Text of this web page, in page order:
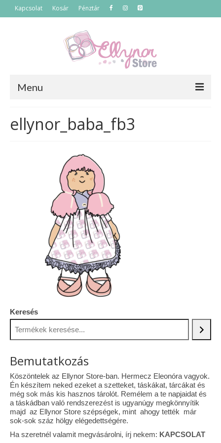
Kapcsolat Kosár Pénztár
Menu
Termékek
Akciós termékek
Táskák
Neszeszerek
Tárcák
Szemüvegtokok
Zsebkendő tartók
Bankkártya tartók
Tolltartók
Mobiltelefon tartók
Tote bag
Piactér
Kosár
Galéria
Hasznos információk
ellynor_baba_fb3
Keresés
Bemutatkozás
Köszöntelek az Ellynor Store-ban. Hermecz Eleonóra vagyok.
Én készítem neked ezeket a szetteket, táskákat, tárcákat és
még sok más kis hasznos tárolót. Remélem a te napjaidat és
a táskádban való rendszerezést is ugyanúgy megkönnyítik
majd az Ellynor Store szépségek, mint ahogy tették már
sok-sok száz hölgy elégedettségére.
Ha szeretnél valamit megvásárolni, írj nekem: KAPCSOLAT